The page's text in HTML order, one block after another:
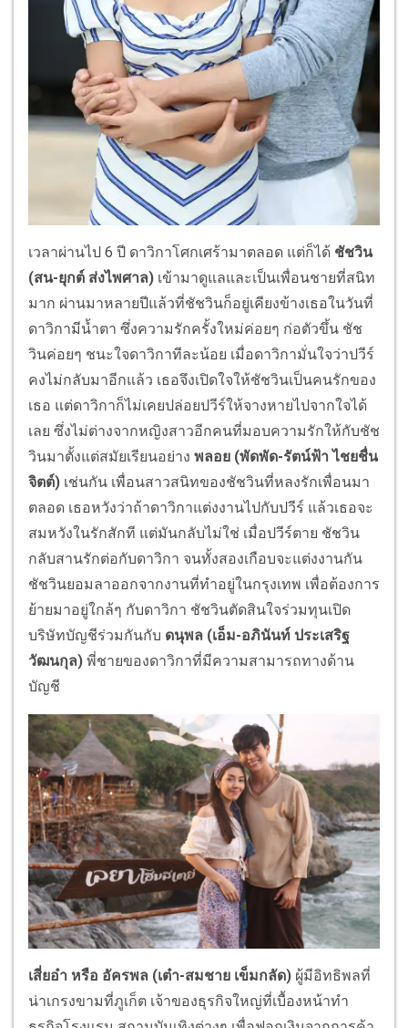
เวลาผ่านไป 6 ปี ดาวิกาโศกเศร้ามาตลอด แต่ก็ได้ ชัชวิน
(สน-ยุกต์ ส่งไพศาล) เข้ามาดูแลและเป็นเพื่อนชายที่สนิท
มาก ผ่านมาหลายปีแล้วที่ชัชวินก็อยู่เคียงข้างเธอในวันที่
ดาวิกามีน้ำตา ซึ่งความรักครั้งใหม่ค่อยๆ ก่อตัวขึ้น ชัช
วินค่อยๆ ชนะใจดาวิกาทีละน้อย เมื่อดาวิกามั่นใจว่าปวีร์
คงไม่กลับมาอีกแล้ว เธอจึงเปิดใจให้ชัชวินเป็นคนรักของ
เธอ แต่ดาวิกาก็ไม่เคยปล่อยปวีร์ให้จางหายไปจากใจได้
เลย ซึ่งไม่ต่างจากหญิงสาวอีกคนที่มอบความรักให้กับชัช
วินมาตั้งแต่สมัยเรียนอย่าง พลอย (พัดพัด-รัตน์ฟ้า ไชยชื่น
จิตต์) เช่นกัน เพื่อนสาวสนิทของชัชวินที่หลงรักเพื่อนมา
ตลอด เธอหวังว่าถ้าดาวิกาแต่งงานไปกับปวีร์ แล้วเธอจะ
สมหวังในรักสักที แต่มันกลับไม่ใช่ เมื่อปวีร์ตาย ชัชวิน
กลับสานรักต่อกับดาวิกา จนทั้งสองเกือบจะแต่งงานกัน
ชัชวินยอมลาออกจากงานที่ทำอยู่ในกรุงเทพ เพื่อต้องการ
ย้ายมาอยู่ใกล้ๆ กับดาวิกา ชัชวินตัดสินใจร่วมทุนเปิด
บริษัทบัญชีร่วมกันกับ ดนุพล (เอ็ม-อภินันท์ ประเสริฐ
วัฒนกุล) พี่ชายของดาวิกาที่มีความสามารถทางด้าน
บัญชี
เสี่ยอ๋า หรือ อัครพล (เต๋า-สมชาย เข็มกลัด) ผู้มีอิทธิพลที่
น่าเกรงขามที่ภูเก็ต เจ้าของธุรกิจใหญ่ที่เบื้องหน้าทำ